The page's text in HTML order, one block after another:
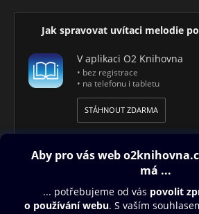
Jak spravovat uvítaci melodie
V aplikaci O2 Knihovna
• bez registrace
• na telefonu i tabletu
STÁHNOUT ZDARMA
Obsah ke stažení